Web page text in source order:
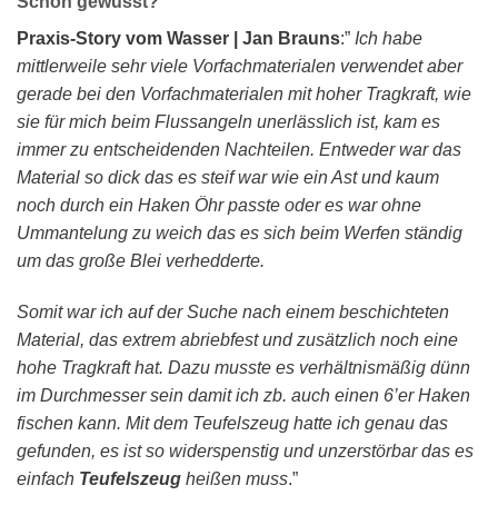
Praxis-Story vom Wasser | Jan Brauns:” Ich habe
mittlerweile sehr viele Vorfachmaterialen verwendet aber
gerade bei den Vorfachmaterialen mit hoher Tragkraft, wie
sie für mich beim Flussangeln unerlässlich ist, kam es
immer zu entscheidenden Nachteilen. Entweder war das
Material so dick das es steif war wie ein Ast und kaum
noch durch ein Haken Öhr passte oder es war ohne
Ummantelung zu weich das es sich beim Werfen ständig
um das große Blei verhedderte.
Somit war ich auf der Suche nach einem beschichteten
Material, das extrem abriebfest und zusätzlich noch eine
hohe Tragkraft hat. Dazu musste es verhältnismäßig dünn
im Durchmesser sein damit ich zb. auch einen 6’er Haken
fischen kann. Mit dem Teufelszeug hatte ich genau das
gefunden, es ist so widerspenstig und unzerstörbar das es
einfach Teufelszeug heißen muss.”